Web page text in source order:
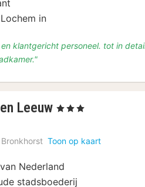
in
klantgericht personeel. tot in
Leeuw 1
vanaf
€
136,65
, 3 Sterren
Bronkhorst Toon op kaart
Nederland
stadsboederij